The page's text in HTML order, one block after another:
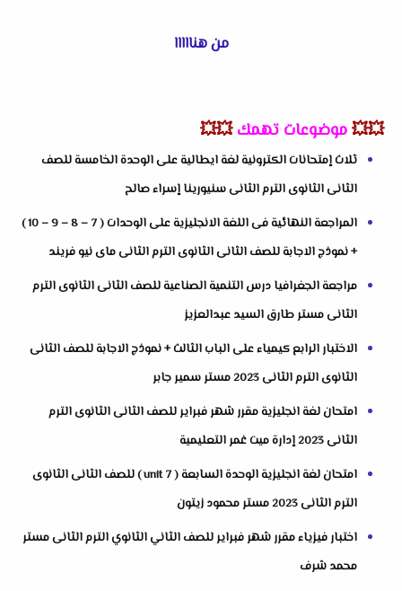
من هنااااا
💥💥موضوعات تهمك 💥💥
ثلاث إمتحانات الكترونية لغة ايطالية على الوحدة الخامسة للصف
الثانى الثانوى الترم الثانى سنيورينا إسراء صالح
المراجعة النهائية فى اللغة الانجليزية على الوحدات ( 7 – 8 – 9 – 10 )
+ نموذج الاجابة للصف الثانى الثانوى الترم الثانى ماى نيو فريند
مراجعة الجغرافيا درس التنمية الصناعية للصف الثانى الثانوى الترم
الثانى مستر طارق السيد عبدالعزيز
الاختبار الرابع كيمياء على الباب الثالث + نموذج الاجابة للصف الثانى
الثانوى الترم الثانى 2023 مستر سمير جابر
امتحان لغة انجليزية مقرر شهر فبراير للصف الثانى الثانوى الترم
الثانى 2023 إدارة ميت غمر التعليمية
امتحان لغة انجليزية الوحدة السابعة ( unit 7 ) للصف الثانى الثانوى
الترم الثانى 2023 مستر محمود زيتون
اختبار فيزياء مقرر شهر فبراير للصف الثاني الثانوي الترم الثانى مستر
محمد شرف